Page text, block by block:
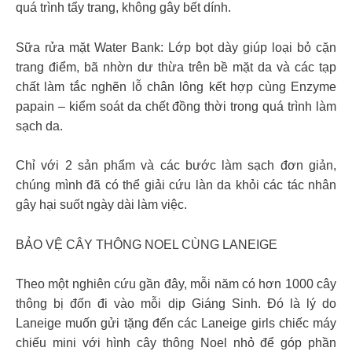
quá trình tẩy trang, không gây bết dính.
Sữa rửa mặt Water Bank: Lớp bọt dày giúp loại bỏ cặn
trang điểm, bã nhờn dư thừa trên bề mặt da và các tạp
chất làm tắc nghẽn lỗ chân lông kết hợp cùng Enzyme
papain – kiểm soát da chết đồng thời trong quá trình làm
sạch da.
Chỉ với 2 sản phẩm và các bước làm sạch đơn giản,
chúng mình đã có thể giải cứu làn da khỏi các tác nhân
gây hại suốt ngày dài làm việc.
BẢO VỆ CÂY THÔNG NOEL CÙNG LANEIGE
Theo một nghiên cứu gần đây, mỗi năm có hơn 1000 cây
thông bị đốn đi vào mỗi dịp Giáng Sinh. Đó là lý do
Laneige muốn gửi tặng đến các Laneige girls chiếc máy
chiếu mini với hình cây thông Noel nhỏ để góp phần